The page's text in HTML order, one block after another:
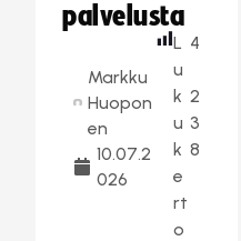
palvelusta
Markku
Huopon
en
10.07.2
026
L
u
k
u
k
e
rt
o
4
2
3
8